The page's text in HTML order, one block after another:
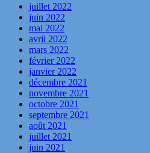
juillet 2022
juin 2022
mai 2022
avril 2022
mars 2022
février 2022
janvier 2022
décembre 2021
novembre 2021
octobre 2021
septembre 2021
août 2021
juillet 2021
juin 2021